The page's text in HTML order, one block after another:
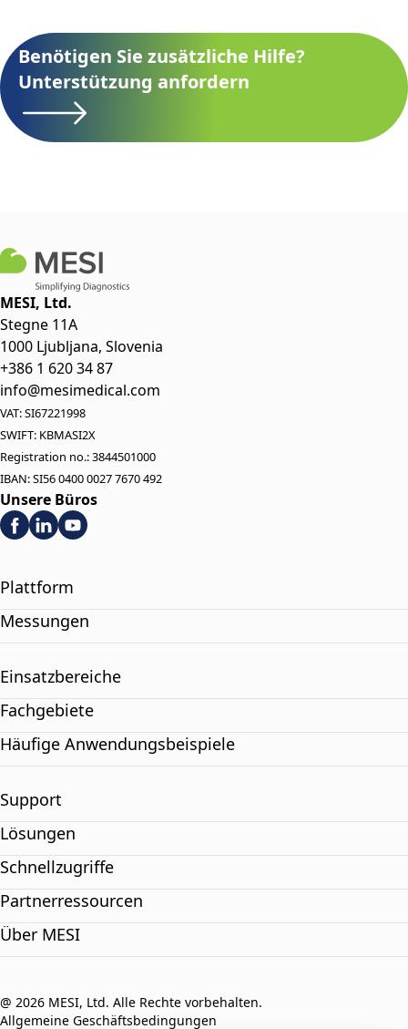
Benötigen Sie zusätzliche Hilfe?
Unterstützung anfordern
MESI, Ltd.
Stegne 11A
1000 Ljubljana, Slovenia
+386 1 620 34 87
info@mesimedical.com
VAT: SI67221998
SWIFT: KBMASI2X
Registration no.: 3844501000
IBAN: SI56 0400 0027 7670 492
Unsere Büros
Plattform
Messungen
Einsatzbereiche
Fachgebiete
Häufige Anwendungsbeispiele
Support
Lösungen
Schnellzugriffe
Partnerressourcen
Über MESI
@ 2026 MESI, Ltd. Alle Rechte vorbehalten.
Allgemeine Geschäftsbedingungen